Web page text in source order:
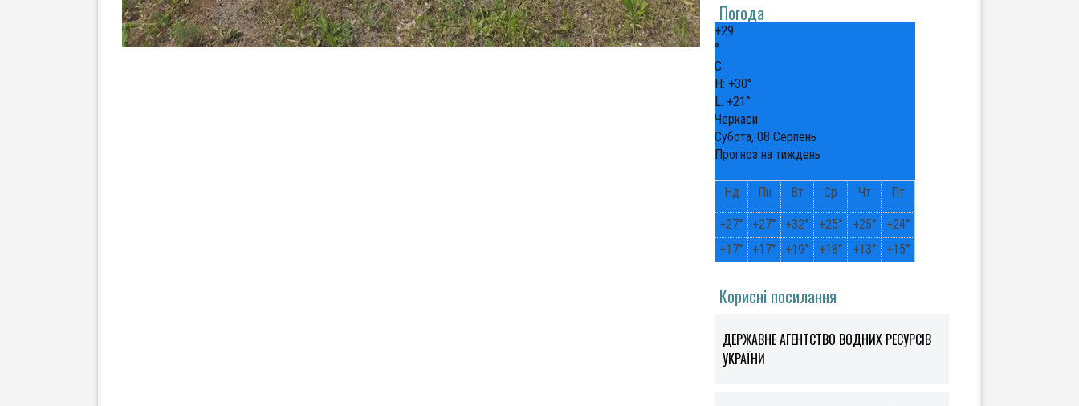
Погода
+29
°
C
H: +30°
L: +21°
Черкаси
Субота, 08 Серпень
Прогноз на тиждень
Нд Пн Вт Ср Чт Пт
+27° +27° +32° +25° +25° +24°
+17° +17° +19° +18° +13° +15°
Корисні посилання
ДЕРЖАВНЕ АГЕНТСТВО ВОДНИХ РЕСУРСІВ
УКРАЇНИ